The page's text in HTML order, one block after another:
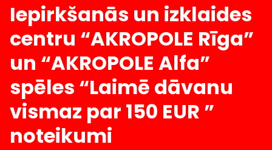
Iepirkšanās un izklaides
centru “AKROPOLE Rīga”
un “AKROPOLE Alfa”
spēles “Laimē dāvanu
vismaz par 150 EUR ”
noteikumi